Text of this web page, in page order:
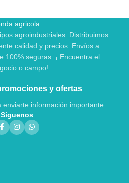
agroindustriales. Distribuimos
calidad y precios. Envíos a
100% seguras. ¡ Encuentra el
o campo!
y ofertas
información importante.
Siguenos